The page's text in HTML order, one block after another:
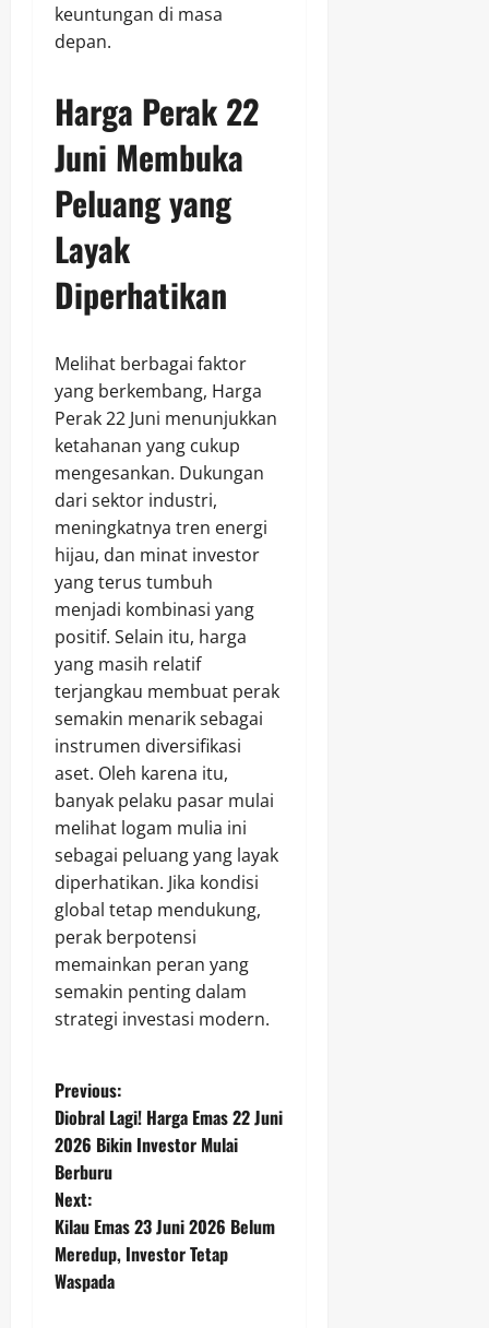
keuntungan di masa
depan.
Harga Perak 22
Juni Membuka
Peluang yang
Layak
Diperhatikan
Melihat berbagai faktor
yang berkembang, Harga
Perak 22 Juni menunjukkan
ketahanan yang cukup
mengesankan. Dukungan
dari sektor industri,
meningkatnya tren energi
hijau, dan minat investor
yang terus tumbuh
menjadi kombinasi yang
positif. Selain itu, harga
yang masih relatif
terjangkau membuat perak
semakin menarik sebagai
instrumen diversifikasi
aset. Oleh karena itu,
banyak pelaku pasar mulai
melihat logam mulia ini
sebagai peluang yang layak
diperhatikan. Jika kondisi
global tetap mendukung,
perak berpotensi
memainkan peran yang
semakin penting dalam
strategi investasi modern.
P
o
s
t
n
Previous:
Diobral Lagi! Harga Emas 22 Juni
2026 Bikin Investor Mulai
Berburu
Next:
Kilau Emas 23 Juni 2026 Belum
Meredup, Investor Tetap
Waspada